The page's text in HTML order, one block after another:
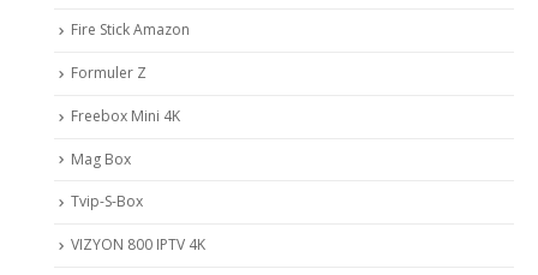
Fire Stick Amazon
Formuler Z
Freebox Mini 4K
Mag Box
Tvip-S-Box
VIZYON 800 IPTV 4K